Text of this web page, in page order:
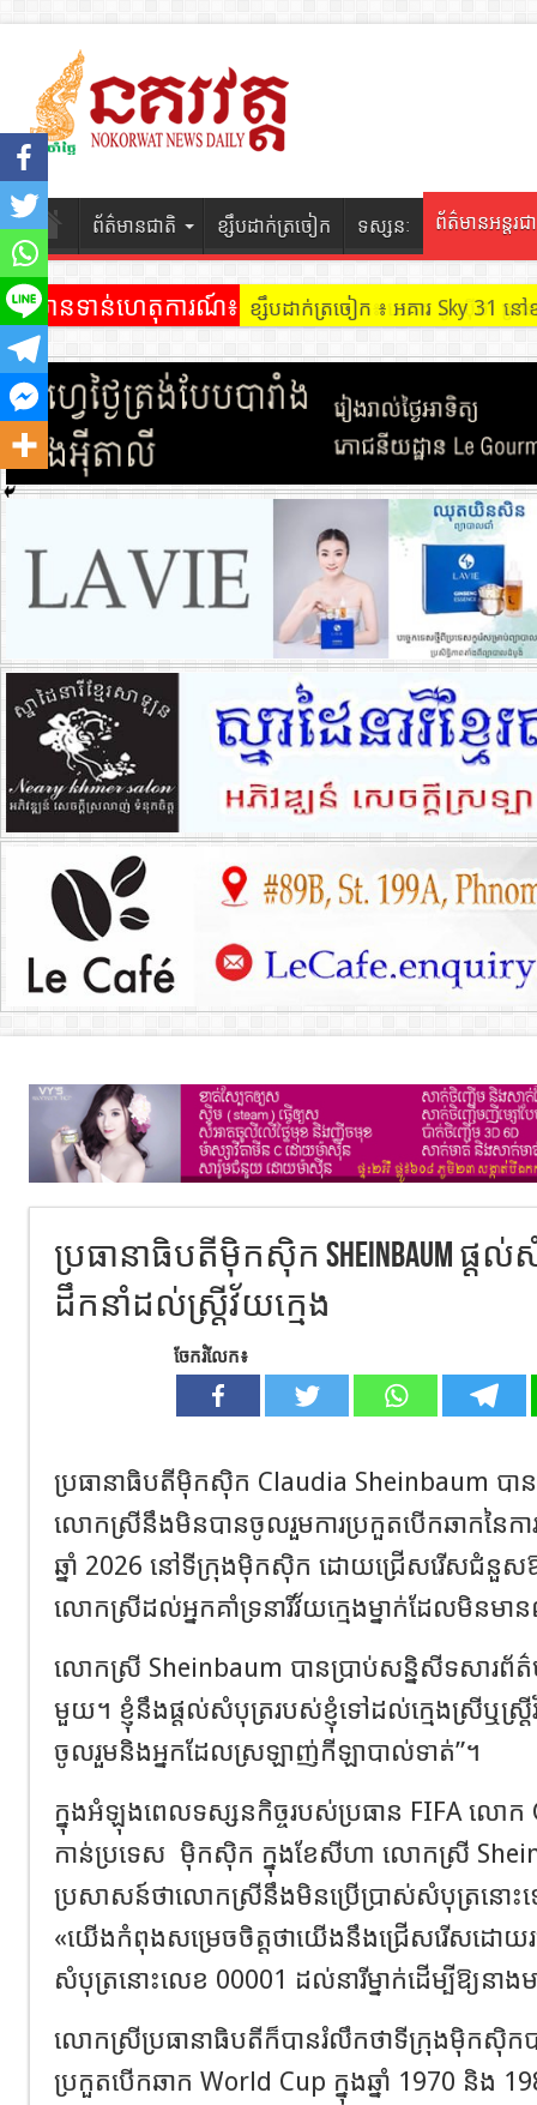
ព័ត៌មានជាតិ ខ្សឹបដាក់ត្រចៀក ទស្សនៈ ព័ត៌មានអន្តរជ
ព័ត៌មានទាន់ហេតុការណ៍៖ ខ្សឹបដាក់ត្រចៀក ៖ អគារ Sky 31
ប្រធានាធិបតីម៉ិកស៊ិក Sheinbaum ផ្តល់សំ
ដឹកនាំដល់ស្រ្តីវ័យក្មេង
ចែករំលែក៖
ប្រធានាធិបតីម៉ិកស៊ិក Claudia Sheinbaum បា
លោកស្រីនឹងមិនបានចូលរួមការប្រកួតបើកឆាកនៃ
ឆ្នាំ 2026 នៅទីក្រុងម៉ិកស៊ិក ដោយជ្រើសរើសជំនួស
លោកស្រីដល់អ្នកគាំទ្រនារីវ័យក្មេងម្នាក់ដែលមិនមា
លោកស្រី Sheinbaum បានប្រាប់សន្និសីទសារព័ត៌ម
មួយ។ ខ្ញុំនឹងផ្តល់សំបុត្ររបស់ខ្ញុំទៅដល់ក្មេងស្រីឬស្ត្
ចូលរួមនិងអ្នកដែលស្រឡាញ់កីឡាបាល់ទាត់”។
ក្នុងអំឡុងពេលទស្សនកិច្ចរបស់ប្រធាន FIFA លោ
កាន់ប្រទេស ម៉ិកស៊ិក ក្នុងខែសីហា លោកស្រី
ប្រសាសន៍ថាលោកស្រីនឹងមិនប្រើប្រាស់សំបុត្រនោះទ
«​យើង​កំពុង​សម្រេច​ចិត្ត​ថា​យើង​នឹង​ជ្រើសរើស​ដោយ​
សំបុត្រ​នោះ​លេខ 00001 ដល់​នារី​ម្នាក់​ដើម្បី​ឱ្យ​នា
លោកស្រីប្រធានាធិបតីក៏បានរំលឹកថាទីក្រុងម៉ិកស៊ិកបានធ្
ប្រកួតបើកឆាក World Cup ក្នុងឆ្នាំ 1970 និង